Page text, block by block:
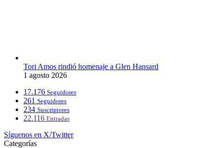
Tori Amos rindió homenaje a Glen Hansard
1 agosto 2026
17.176 Seguidores
261 Seguidores
234 Suscriptores
22.116 Entradas
Síguenos en X/Twitter
Categorías